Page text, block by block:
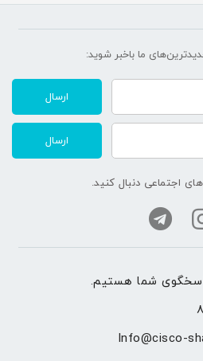
ما‌ باخبر شوید:
ارسال
ارسال
اجتماعی دنبال کنید.
Info@cisco-